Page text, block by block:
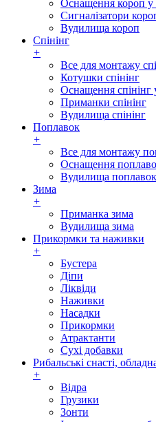
Оснащення короп у
Сигналізатори
Вудилища короп
Спінінг
+
Все для монтажу
Котушки спінінг
Оснащення спінінг
Приманки спінінг
Вудилища спінінг
Поплавок
+
Все для монтажу
Оснащення
Вудилища поплавок
Зима
+
Приманка зима
Вудилища зима
Прикормки та наживки
+
Бустера
Діпи
Ліквіди
Наживки
Насадки
Прикормки
Атрактанти
Сухі добавки
Рибальські снасті,
+
Відра
Грузики
Зонти